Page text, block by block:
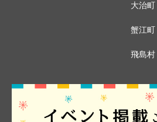
大治町
蟹江町
飛島村